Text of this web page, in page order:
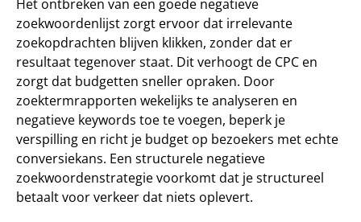
Het ontbreken van een goede negatieve
zoekwoordenlijst zorgt ervoor dat irrelevante
zoekopdrachten blijven klikken, zonder dat er
resultaat tegenover staat. Dit verhoogt de CPC en
zorgt dat budgetten sneller opraken. Door
zoektermrapporten wekelijks te analyseren en
negatieve keywords toe te voegen, beperk je
verspilling en richt je budget op bezoekers met echte
conversiekans. Een structurele negatieve
zoekwoordenstrategie voorkomt dat je structureel
betaalt voor verkeer dat niets oplevert.